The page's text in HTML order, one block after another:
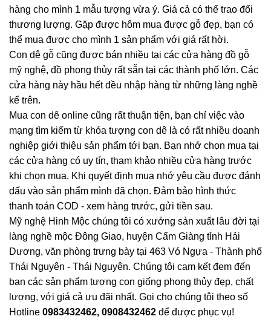
hàng cho mình 1 mẫu tượng vừa ý. Giá cả có thể trao đổi
thương lượng. Gặp được hôm mua được gỗ đẹp, bạn có
thể mua được cho mình 1 sản phẩm với giá rất hời.
Con dê gỗ cũng được bán nhiều tại các cửa hàng đồ gỗ
mỹ nghệ, đồ phong thủy rất sẵn tại các thành phố lớn. Các
cửa hàng này hầu hết đều nhập hàng từ những làng nghề
kể trên.
Mua con dê online cũng rất thuận tiện, bạn chỉ việc vào
mạng tìm kiếm từ khóa tượng con dê là có rất nhiều doanh
nghiệp giới thiệu sản phẩm tới bạn. Bạn nhớ chọn mua tại
các cửa hàng có uy tín, tham khảo nhiều cửa hàng trước
khi chọn mua. Khi quyết định mua nhớ yêu cầu được đánh
dấu vào sản phẩm mình đã chọn. Đảm bảo hình thức
thanh toán COD - xem hàng trước, gửi tiền sau.
Mỹ nghệ Hinh Mộc chúng tôi có xưởng sản xuất lâu đời tại
làng nghề mộc Đông Giao, huyện Cẩm Giàng tỉnh Hải
Dương, văn phòng trưng bày tại 463 Vó Ngựa - Thành phố
Thái Nguyên - Thái Nguyên. Chúng tôi cam kết đem đến
bạn các sản phẩm tượng con giống phong thủy đẹp, chất
lượng, với giá cả ưu đãi nhất. Gọi cho chúng tôi theo số
Hotline 0983432462, 0908432462 để được phục vụ!